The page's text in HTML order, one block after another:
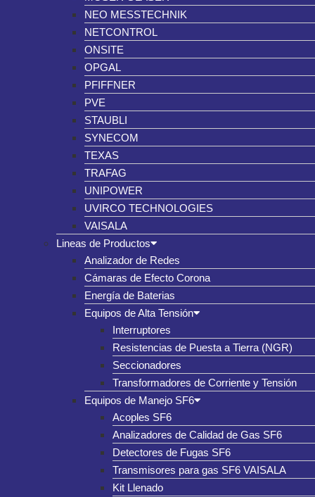
NEO MESSTECHNIK
NETCONTROL
ONSITE
OPGAL
PFIFFNER
PVE
STAUBLI
SYNECOM
TEXAS
TRAFAG
UNIPOWER
UVIRCO TECHNOLOGIES
VAISALA
Lineas de Productos
Analizador de Redes
Cámaras de Efecto Corona
Energía de Baterias
Equipos de Alta Tensión
Interruptores
Resistencias de Puesta a Tierra (NGR)
Seccionadores
Transformadores de Corriente y Tensión
Equipos de Manejo SF6
Acoples SF6
Analizadores de Calidad de Gas SF6
Detectores de Fugas SF6
Transmisores para gas SF6 VAISALA
Kit Llenado